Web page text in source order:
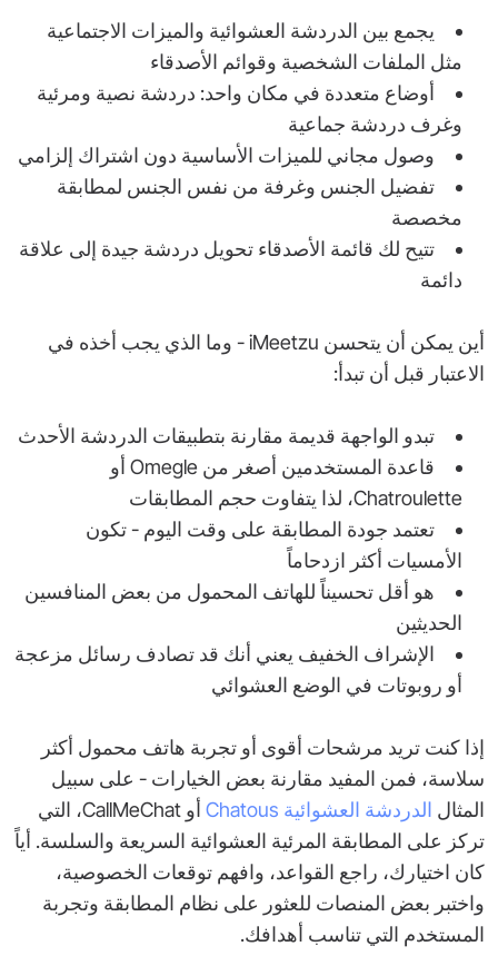
يجمع بين الدردشة العشوائية والميزات الاجتماعية
مثل الملفات الشخصية وقوائم الأصدقاء
أوضاع متعددة في مكان واحد: دردشة نصية ومرئية
وغرف دردشة جماعية
وصول مجاني للميزات الأساسية دون اشتراك إلزامي
تفضيل الجنس وغرفة من نفس الجنس لمطابقة
مخصصة
تتيح لك قائمة الأصدقاء تحويل دردشة جيدة إلى علاقة
دائمة
أين يمكن أن يتحسن iMeetzu - وما الذي يجب أخذه في
الاعتبار قبل أن تبدأ:
تبدو الواجهة قديمة مقارنة بتطبيقات الدردشة الأحدث
قاعدة المستخدمين أصغر من Omegle أو
Chatroulette، لذا يتفاوت حجم المطابقات
تعتمد جودة المطابقة على وقت اليوم - تكون
الأمسيات أكثر ازدحاماً
هو أقل تحسيناً للهاتف المحمول من بعض المنافسين
الحديثين
الإشراف الخفيف يعني أنك قد تصادف رسائل مزعجة
أو روبوتات في الوضع العشوائي
إذا كنت تريد مرشحات أقوى أو تجربة هاتف محمول أكثر
سلاسة، فمن المفيد مقارنة بعض الخيارات - على سبيل
المثال الدردشة العشوائية Chatous
أو CallMeChat، التي
تركز على المطابقة المرئية العشوائية السريعة والسلسة. أياً
كان اختيارك، راجع القواعد، وافهم توقعات الخصوصية،
واختبر بعض المنصات للعثور على نظام المطابقة وتجربة
المستخدم التي تناسب أهدافك.